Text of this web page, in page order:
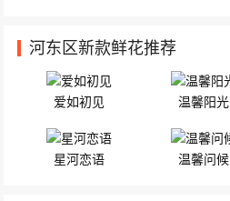
河东区新款鲜花推荐
爱如初见 温馨阳光
星河恋语 温馨问候